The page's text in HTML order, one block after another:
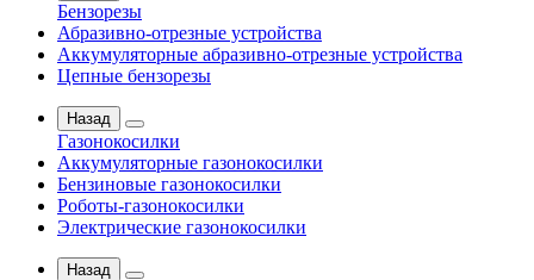
Бензорезы
Абразивно-отрезные устройства
Аккумуляторные абразивно-отрезные устройства
Цепные бензорезы
Назад
Газонокосилки
Аккумуляторные газонокосилки
Бензиновые газонокосилки
Роботы-газонокосилки
Электрические газонокосилки
Назад